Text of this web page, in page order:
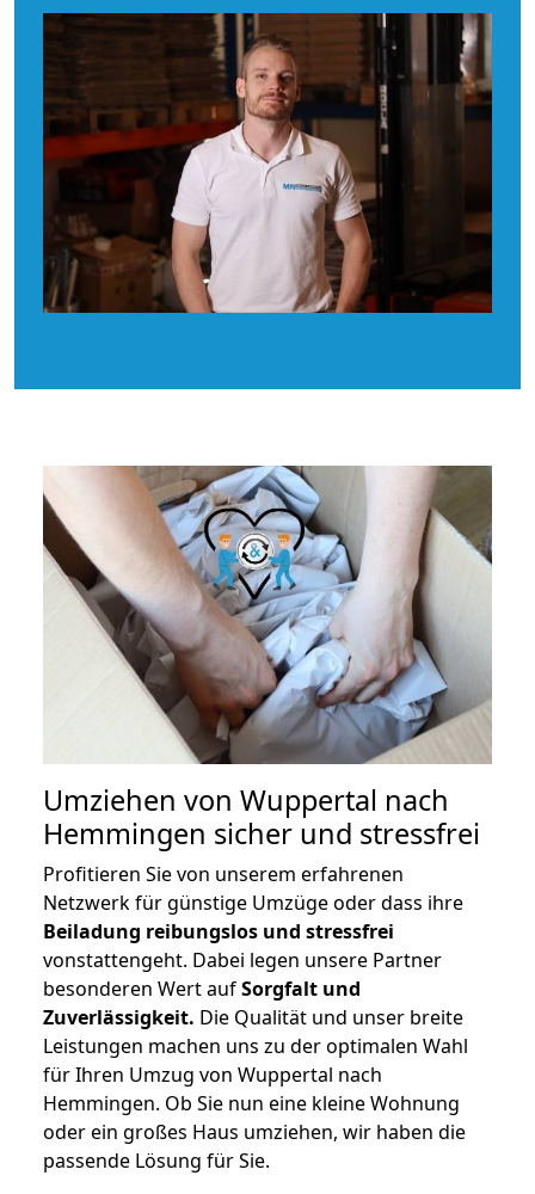
Umziehen von Wuppertal nach
Hemmingen sicher und stressfrei
Profitieren Sie von unserem erfahrenen
Netzwerk für günstige Umzüge oder dass ihre
Beiladung reibungslos und stressfrei
vonstattengeht. Dabei legen unsere Partner
besonderen Wert aufSorgfalt und
Zuverlässigkeit. Die Qualität und unser breite
Leistungen machen uns zu der optimalen Wahl
für Ihren Umzug von Wuppertal nach
Hemmingen. Ob Sie nun eine kleine Wohnung
oder ein großes Haus umziehen, wir haben die
passende Lösung für Sie.